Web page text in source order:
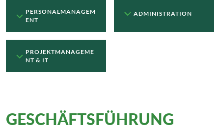
PERSONALMANAGEM
ENT
ADMINISTRATION
PROJEKTMANAGEME
NT & IT
GESCHÄFTSFÜHRUNG